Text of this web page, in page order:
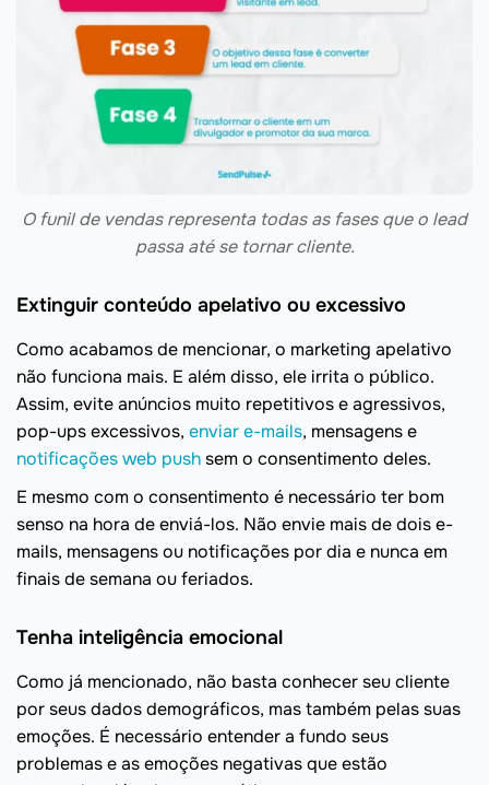
O funil de vendas representa todas as fases que o lead
passa até se tornar cliente.
Extinguir conteúdo apelativo ou excessivo
Como acabamos de mencionar, o marketing apelativo
não funciona mais. E além disso, ele irrita o público.
Assim, evite anúncios muito repetitivos e agressivos,
pop-ups excessivos, enviar e-mails, mensagens e
notificações web pushsem o consentimento deles.
E mesmo com o consentimento é necessário ter bom
senso na hora de enviá-los. Não envie mais de dois e-
mails, mensagens ou notificações por dia e nunca em
finais de semana ou feriados.
Tenha inteligência emocional
Como já mencionado, não basta conhecer seu cliente
por seus dados demográficos, mas também pelas suas
emoções. É necessário entender a fundo seus
problemas e as emoções negativas que estão